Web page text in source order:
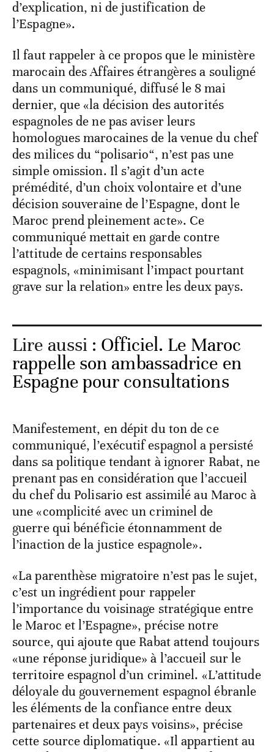
d’explication, ni de justification de
l’Espagne».
Il faut rappeler à ce propos que le ministère
marocain des Affaires étrangères a souligné
dans un communiqué, diffusé le 8 mai
dernier, que «la décision des autorités
espagnoles de ne pas aviser leurs
homologues marocaines de la venue du chef
des milices du “polisario“, n’est pas une
simple omission. Il s’agit d’un acte
prémédité, d’un choix volontaire et d’une
décision souveraine de l’Espagne, dont le
Maroc prend pleinement acte». Ce
communiqué mettait en garde contre
l’attitude de certains responsables
espagnols, «minimisant l’impact pourtant
grave sur la relation» entre les deux pays.
Lire aussi : Officiel. Le Maroc
rappelle son ambassadrice en
Espagne pour consultations
Manifestement, en dépit du ton de ce
communiqué, l’exécutif espagnol a persisté
dans sa politique tendant à ignorer Rabat, ne
prenant pas en considération que l’accueil
du chef du Polisario est assimilé au Maroc à
une «complicité avec un criminel de
guerre qui bénéficie étonnamment de
l’inaction de la justice espagnole».
«La parenthèse migratoire n’est pas le sujet,
c’est un ingrédient pour rappeler
l’importance du voisinage stratégique entre
le Maroc et l’Espagne», précise notre
source, qui ajoute que Rabat attend toujours
«une réponse juridique» à l’accueil sur le
territoire espagnol d’un criminel. «L’attitude
déloyale du gouvernement espagnol ébranle
les éléments de la confiance entre deux
partenaires et deux pays voisins», précise
cette source diplomatique. «Il appartient au